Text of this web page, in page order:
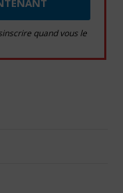
quand vous le